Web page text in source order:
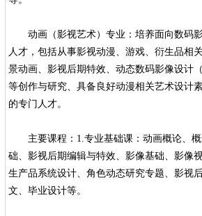
动画（影视艺术）专业：培养面向数码影
人才，包括从事影视动漫、游戏、衍生品相
景动画、影视后期特效、动态数码影像设计
等创作与研究、具备良好动漫相关艺术设计
的专门人才。
主要课程：1.专业基础课：动画概论、概
础、影视后期编辑与特效、影像基础、影像
生产品系统设计、角色动态研究专题、影视
文、毕业设计等。